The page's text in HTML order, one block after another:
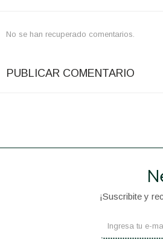
No se han recuperado comentarios.
PUBLICAR COMENTARIO
¡Suscribite y